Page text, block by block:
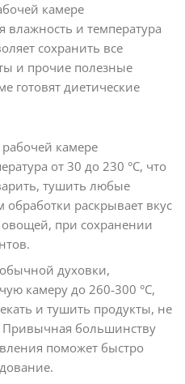
камере
влажность и температура
сохранить все
и прочие полезные
готовят диетические
камере
от 30 до 230 °C, что
тушить любые
раскрывает вкус
при сохранении
духовки,
камеру до 260-300 °C,
и тушить продукты, не
большинству
поможет быстро